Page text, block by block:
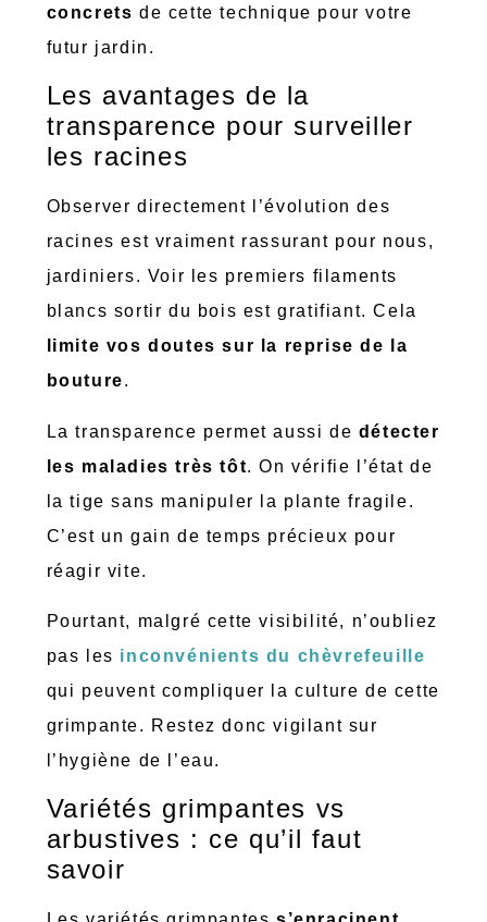
concrets de cette technique pour votre
futur jardin.
Les avantages de la
transparence pour surveiller
les racines
Observer directement l’évolution des
racines est vraiment rassurant pour nous,
jardiniers. Voir les premiers filaments
blancs sortir du bois est gratifiant. Cela
limite vos doutes sur la reprise de la
bouture.
La transparence permet aussi de détecter
les maladies très tôt. On vérifie l’état de
la tige sans manipuler la plante fragile.
C’est un gain de temps précieux pour
réagir vite.
Pourtant, malgré cette visibilité, n’oubliez
pas les inconvénients du chèvrefeuille
qui peuvent compliquer la culture de cette
grimpante. Restez donc vigilant sur
l’hygiène de l’eau.
Variétés grimpantes vs
arbustives : ce qu’il faut
savoir